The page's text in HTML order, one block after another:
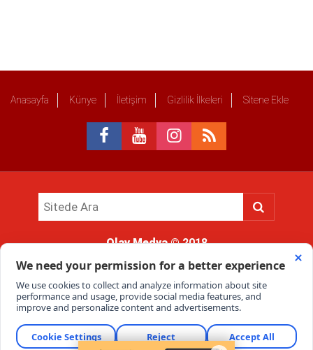
Anasayfa Künye İletişim Gizlilik İlkeleri Sitene Ekle
Olay Medya© 2018
kullanımı hukuki yaptırıma tabidir.
Haber Portalı Yazılımı